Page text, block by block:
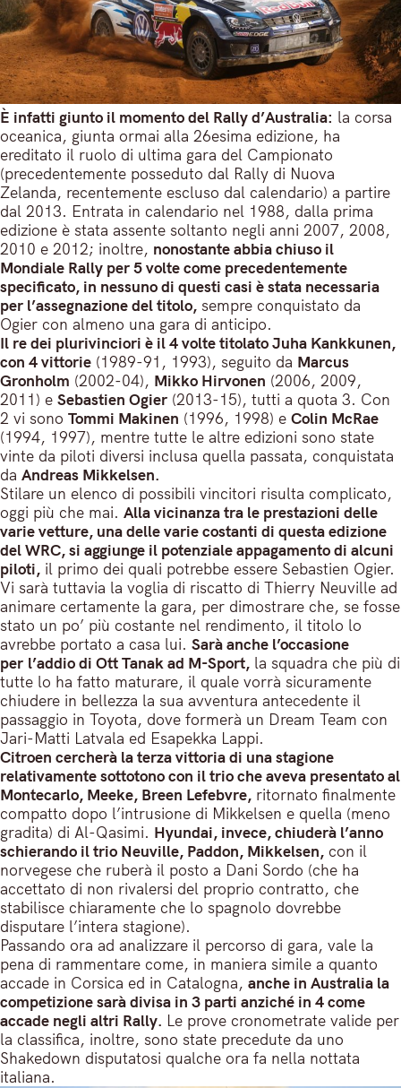
È infatti giunto il momento del Rally d’Australia: la corsa
oceanica, giunta ormai alla 26esima edizione, ha
ereditato il ruolo di ultima gara del Campionato
(precedentemente posseduto dal Rally di Nuova
Zelanda, recentemente escluso dal calendario) a partire
dal 2013. Entrata in calendario nel 1988, dalla prima
edizione è stata assente soltanto negli anni 2007, 2008,
2010 e 2012; inoltre, nonostante abbia chiuso il
Mondiale Rally per 5 volte come precedentemente
specificato, in nessuno di questi casi è stata necessaria
per l’assegnazione del titolo, sempre conquistato da
Ogier con almeno una gara di anticipo.
Il re dei plurivinciori è il 4 volte titolato Juha Kankkunen,
con 4 vittorie (1989-91, 1993), seguito da Marcus
Gronholm (2002-04), Mikko Hirvonen (2006, 2009,
2011) e Sebastien Ogier (2013-15), tutti a quota 3. Con
2 vi sono Tommi Makinen (1996, 1998) e Colin McRae
(1994, 1997), mentre tutte le altre edizioni sono state
vinte da piloti diversi inclusa quella passata, conquistata
da Andreas Mikkelsen.
Stilare un elenco di possibili vincitori risulta complicato,
oggi più che mai. Alla vicinanza tra le prestazioni delle
varie vetture, una delle varie costanti di questa edizione
del WRC, si aggiunge il potenziale appagamento di alcuni
piloti, il primo dei quali potrebbe essere Sebastien Ogier.
Vi sarà tuttavia la voglia di riscatto di Thierry Neuville ad
animare certamente la gara, per dimostrare che, se fosse
stato un po’ più costante nel rendimento, il titolo lo
avrebbe portato a casa lui. Sarà anche l’occasione
per l’addio di Ott Tanak ad M-Sport, la squadra che più di
tutte lo ha fatto maturare, il quale vorrà sicuramente
chiudere in bellezza la sua avventura antecedente il
passaggio in Toyota, dove formerà un Dream Team con
Jari-Matti Latvala ed Esapekka Lappi.
Citroen cercherà la terza vittoria di una stagione
relativamente sottotono con il trio che aveva presentato al
Montecarlo, Meeke, Breen Lefebvre, ritornato finalmente
compatto dopo l’intrusione di Mikkelsen e quella (meno
gradita) di Al-Qasimi. Hyundai, invece, chiuderà l’anno
schierando il trio Neuville, Paddon, Mikkelsen, con il
norvegese che ruberà il posto a Dani Sordo (che ha
accettato di non rivalersi del proprio contratto, che
stabilisce chiaramente che lo spagnolo dovrebbe
disputare l’intera stagione).
Passando ora ad analizzare il percorso di gara, vale la
pena di rammentare come, in maniera simile a quanto
accade in Corsica ed in Catalogna, anche in Australia la
competizione sarà divisa in 3 parti anziché in 4 come
accade negli altri Rally. Le prove cronometrate valide per
la classifica, inoltre, sono state precedute da uno
Shakedown disputatosi qualche ora fa nella nottata
italiana.